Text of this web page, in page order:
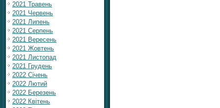
2021 Травень
2021 Червень
2021 Липень
2021 Серпень
2021 Вересень
2021 Жовтень
2021 Листопад
2021 Грудень
2022 Січень
2022 Лютий
2022 Березень
2022 Квітень